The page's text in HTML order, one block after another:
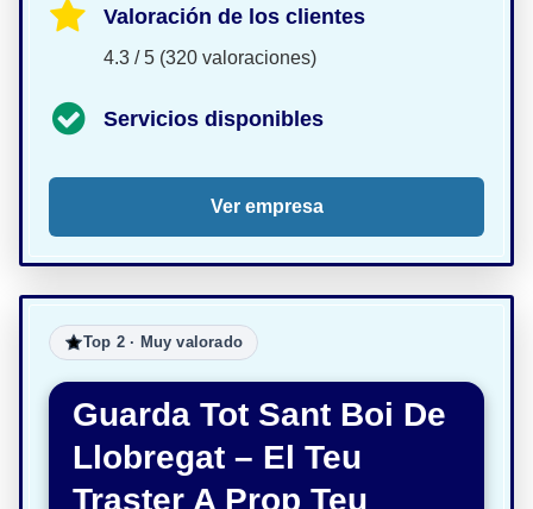
Valoración de los clientes
4.3 / 5 (320 valoraciones)
Servicios disponibles
Ver empresa
Top 2 · Muy valorado
Guarda Tot Sant Boi De
Llobregat – El Teu
Traster A Prop Teu